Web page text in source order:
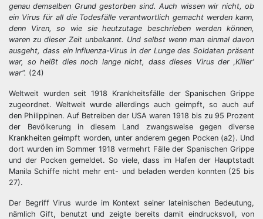
genau demselben Grund gestorben sind. Auch wissen wir nicht, ob
ein Virus für all die Todesfälle verantwortlich gemacht werden kann,
denn Viren, so wie sie heutzutage beschrieben werden können,
waren zu dieser Zeit unbekannt. Und selbst wenn man einmal davon
ausgeht, dass ein Influenza-Virus in der Lunge des Soldaten präsent
war, so heißt dies noch lange nicht, dass dieses Virus der ‚Killer‘
war“. (24)
Weltweit wurden seit 1918 Krankheitsfälle der Spanischen Grippe
zugeordnet. Weltweit wurde allerdings auch geimpft, so auch auf
den Philippinen. Auf Betreiben der USA waren 1918 bis zu 95 Prozent
der Bevölkerung in diesem Land zwangsweise gegen diverse
Krankheiten geimpft worden, unter anderem gegen Pocken (a2). Und
dort wurden im Sommer 1918 vermehrt Fälle der Spanischen Grippe
und der Pocken gemeldet. So viele, dass im Hafen der Hauptstadt
Manila Schiffe nicht mehr ent- und beladen werden konnten (25 bis
27).
Der Begriff Virus wurde im Kontext seiner lateinischen Bedeutung,
nämlich Gift, benutzt und zeigte bereits damit eindrucksvoll, von